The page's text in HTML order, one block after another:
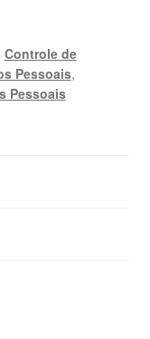
Controle de
Pessoais,
Pessoais